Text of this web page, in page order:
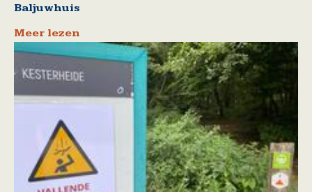
Baljuwhuis
Meer lezen